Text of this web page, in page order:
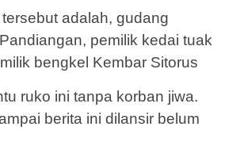
adalah, gudang
pemilik kedai tuak
bengkel Kembar Sitorus
ruko ini tanpa korban jiwa.
berita ini dilansir belum